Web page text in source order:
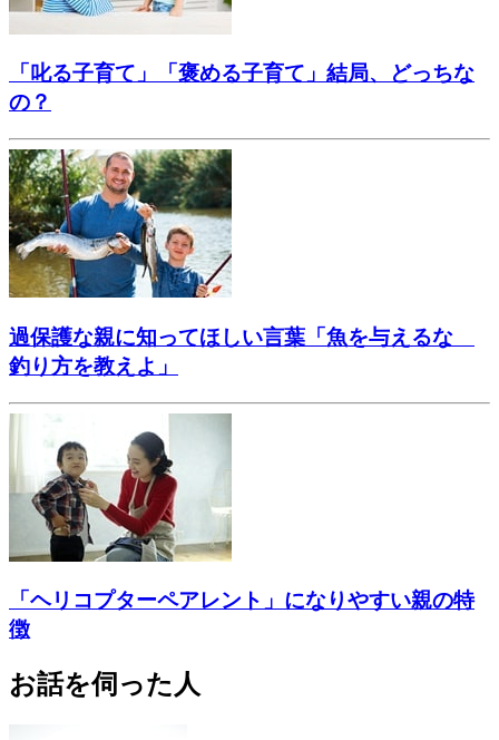
「叱る子育て」「褒める子育て」結局、どっちな
の？
過保護な親に知ってほしい言葉「魚を与えるな
釣り方を教えよ」
「ヘリコプターペアレント」になりやすい親の特
徴
お話を伺った人